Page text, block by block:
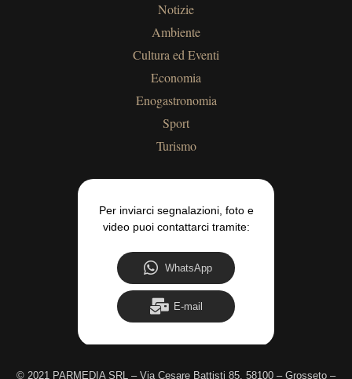
Notizie
Ambiente
Cultura ed Eventi
Economia
Enogastronomia
Sport
Turismo
Per inviarci segnalazioni, foto e
video puoi contattarci tramite:
WhatsApp
E-mail
© 2021 PARMEDIA SRL – Via Cesare Battisti 85, 58100 – Grosseto –